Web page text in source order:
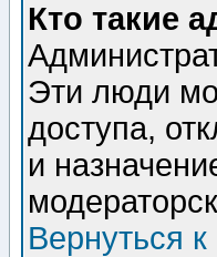
Кто такие
Эти люди
доступа,
и
Вернуться